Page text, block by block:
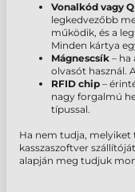
Vonalkód vagy
legkedvezőbb
működik, és a
Minden kártya
Mágnescsík – ha
olvasót használ.
RFID chip –
nagy forgalmú
típussal.
Ha nem tudja, melyiket
kasszaszoftver
alapján meg tudjuk